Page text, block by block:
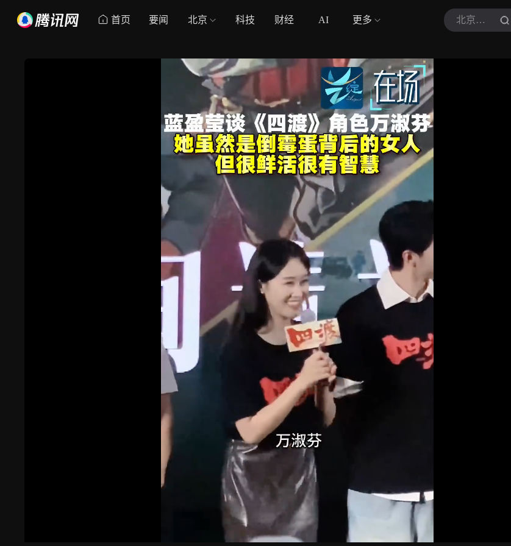
首页 要闻 北京 科技 财经 AI 更多 北京日报客户端